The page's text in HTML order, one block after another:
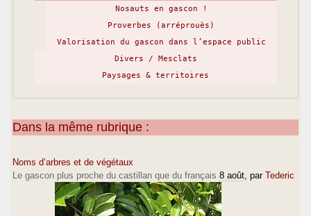
Nosauts en gascon !
Proverbes (arréprouès)
Valorisation du gascon dans l’espace public
Divers / Mesclats
Paysages & territoires
Dans la même rubrique :
Noms d’arbres et de végétaux
Le gascon plus proche du castillan que du français 8 août , par Tederic